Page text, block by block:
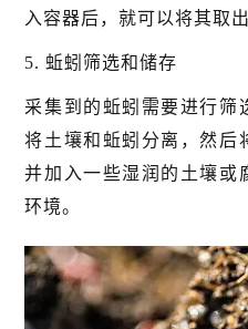
入容器后，就可以将其取出
5. 蚯蚓筛选和储存
采集到的蚯蚓需要进行筛
将土壤和蚯蚓分离，然后
并加入一些湿润的土壤或
环境。